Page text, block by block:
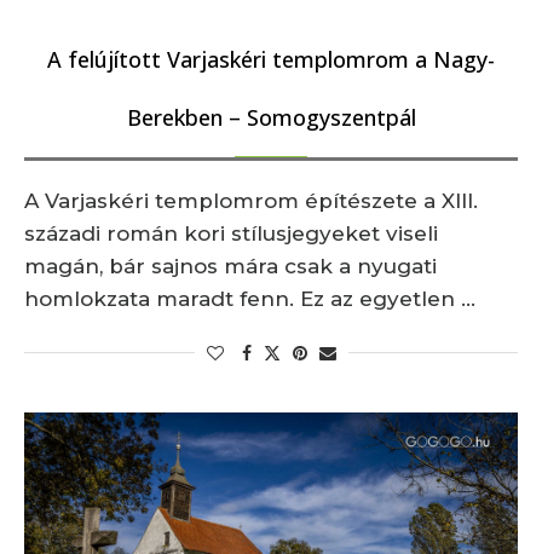
A felújított Varjaskéri templomrom a Nagy-
Berekben – Somogyszentpál
A Varjaskéri templomrom építészete a XIII.
századi román kori stílusjegyeket viseli
magán, bár sajnos mára csak a nyugati
homlokzata maradt fenn. Ez az egyetlen …